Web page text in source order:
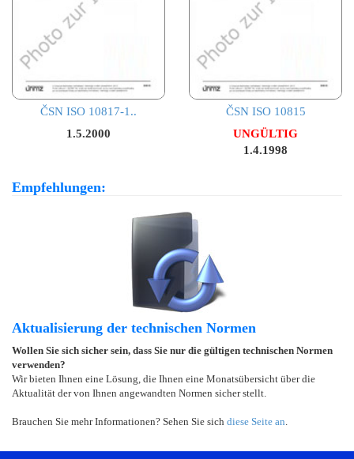
ČSN ISO 10817-1..
1.5.2000
ČSN ISO 10815
UNGÜLTIG
1.4.1998
Empfehlungen:
Aktualisierung der technischen Normen
Wollen Sie sich sicher sein, dass Sie nur die gültigen technischen Normen
verwenden?
Wir bieten Ihnen eine Lösung, die Ihnen eine Monatsübersicht über die
Aktualität der von Ihnen angewandten Normen sicher stellt.
Brauchen Sie mehr Informationen? Sehen Sie sich diese Seite an